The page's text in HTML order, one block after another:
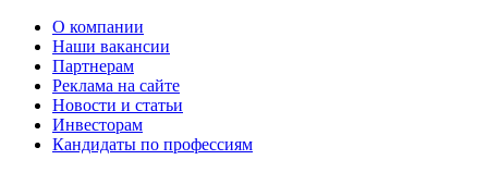
О компании
Наши вакансии
Партнерам
Реклама на сайте
Новости и статьи
Инвесторам
Кандидаты по профессиям